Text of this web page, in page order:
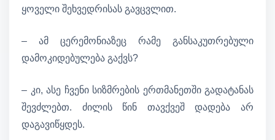
ყოველი შეხვედრისას გავცვლით.
– ამ ცერემონიაზეც რამე განსაკუთრებული
დამოკიდებულება გაქვს?
– კი, ასე ჩვენი სიზმრების ერთმანეთში გადატანას
შევძლებთ. ძილის წინ თავქვეშ დადება არ
დაგავიწყდეს.